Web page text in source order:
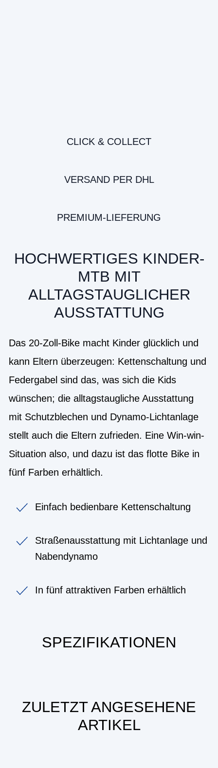
CLICK & COLLECT
VERSAND PER DHL
PREMIUM-LIEFERUNG
HOCHWERTIGES KINDER-
MTB MIT
ALLTAGSTAUGLICHER
AUSSTATTUNG
Das 20-Zoll-Bike macht Kinder glücklich und
kann Eltern überzeugen: Kettenschaltung und
Federgabel sind das, was sich die Kids
wünschen; die alltagstaugliche Ausstattung
mit Schutzblechen und Dynamo-Lichtanlage
stellt auch die Eltern zufrieden. Eine Win-win-
Situation also, und dazu ist das flotte Bike in
fünf Farben erhältlich.
Einfach bedienbare Kettenschaltung
Straßenausstattung mit Lichtanlage und
Nabendynamo
In fünf attraktiven Farben erhältlich
SPEZIFIKATIONEN
ZULETZT ANGESEHENE
ARTIKEL